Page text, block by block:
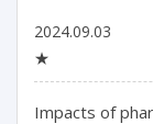
2024.09.03
★
Impacts of